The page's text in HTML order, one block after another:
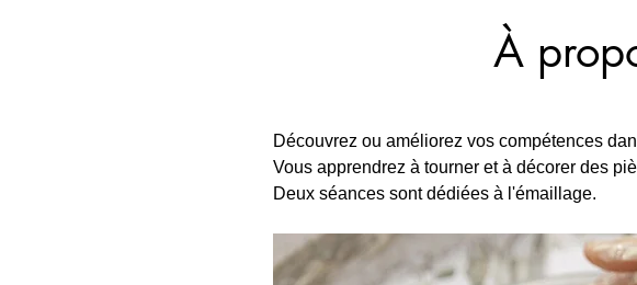
À
Découvrez ou améliorez vos compétences
Vous apprendrez à tourner et à décorer des
Deux séances sont dédiées à l'émaillage.